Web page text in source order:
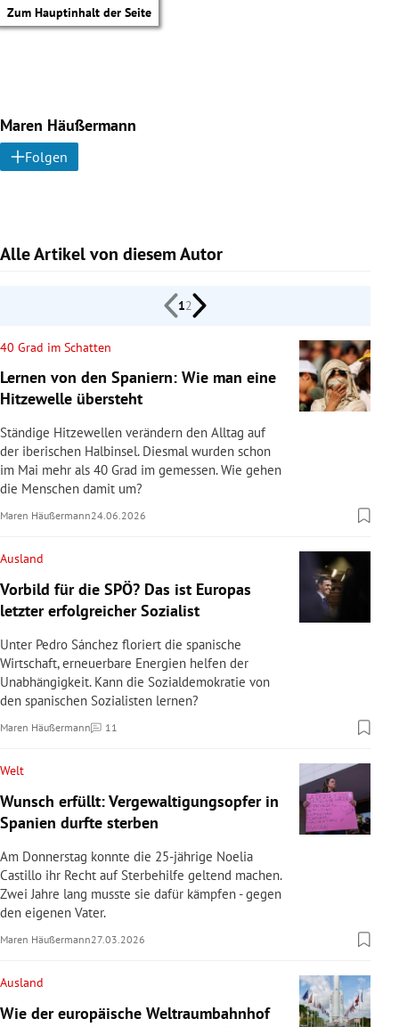
Zum Hauptinhalt der Seite
Untermenü
Untermenü
Untermenü
Untermenü
Maren Häußermann
Folgen
Alle Artikel von diesem Autor
12
40 Grad im Schatten
Lernen von den Spaniern: Wie man eine
Hitzewelle übersteht
Ständige Hitzewellen verändern den Alltag auf
der iberischen Halbinsel. Diesmal wurden schon
im Mai mehr als 40 Grad im gemessen. Wie gehen
die Menschen damit um?
Maren Häußermann24.06.2026
Ausland
Vorbild für die SPÖ? Das ist Europas
letzter erfolgreicher Sozialist
Unter Pedro Sánchez floriert die spanische
Wirtschaft, erneuerbare Energien helfen der
Unabhängigkeit. Kann die Sozialdemokratie von
den spanischen Sozialisten lernen?
Maren Häußermann 11
Kommentare
Welt
Wunsch erfüllt: Vergewaltigungsopfer in
Spanien durfte sterben
Am Donnerstag konnte die 25-jährige Noelia
Castillo ihr Recht auf Sterbehilfe geltend machen.
Zwei Jahre lang musste sie dafür kämpfen - gegen
den eigenen Vater.
Maren Häußermann27.03.2026
Ausland
Wie der europäische Weltraumbahnhof